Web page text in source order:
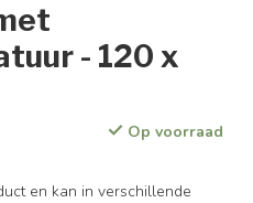
- 120 x
Op voorraad
en kan in verschillende